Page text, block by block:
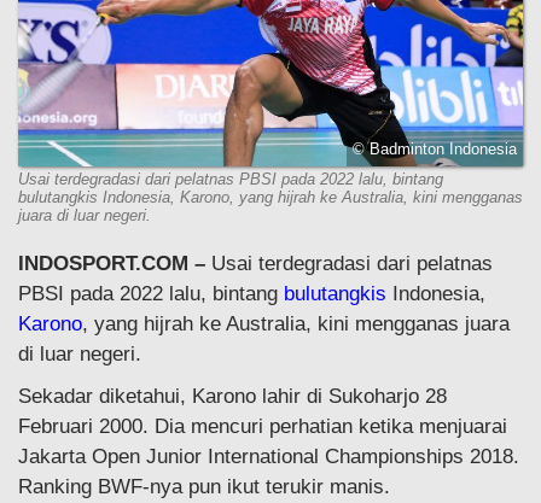
© Badminton Indonesia
Usai terdegradasi dari pelatnas PBSI pada 2022 lalu, bintang
bulutangkis Indonesia, Karono, yang hijrah ke Australia, kini mengganas
juara di luar negeri.
INDOSPORT.COM – Usai terdegradasi dari pelatnas
PBSI pada 2022 lalu, bintang bulutangkis Indonesia,
Karono, yang hijrah ke Australia, kini mengganas juara
di luar negeri.
Sekadar diketahui, Karono lahir di Sukoharjo 28
Februari 2000. Dia mencuri perhatian ketika menjuarai
Jakarta Open Junior International Championships 2018.
Ranking BWF-nya pun ikut terukir manis.